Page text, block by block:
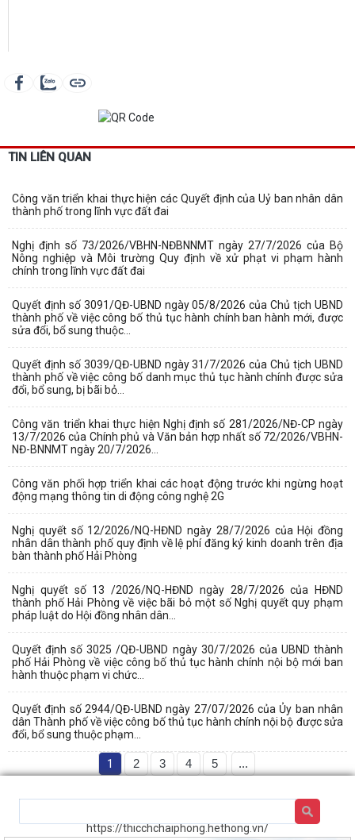
TIN LIÊN QUAN
Công văn triển khai thực hiện các Quyết định của Uỷ ban nhân dân
thành phố trong lĩnh vực đất đai
Nghị định số 73/2026/VBHN-NĐBNNMT ngày 27/7/2026 của Bộ
Nông nghiệp và Môi trường Quy định về xử phạt vi phạm hành
chính trong lĩnh vực đất đai
Quyết định số 3091/QĐ-UBND ngày 05/8/2026 của Chủ tịch UBND
thành phố về việc công bố thủ tục hành chính ban hành mới, được
sửa đổi, bổ sung thuộc...
Quyết định số 3039/QĐ-UBND ngày 31/7/2026 của Chủ tịch UBND
thành phố về việc công bố danh mục thủ tục hành chính được sửa
đổi, bổ sung, bị bãi bỏ...
Công văn triển khai thực hiện Nghị định số 281/2026/NĐ-CP ngày
13/7/2026 của Chính phủ và Văn bản hợp nhất số 72/2026/VBHN-
NĐ-BNNMT ngày 20/7/2026...
Công văn phối hợp triển khai các hoạt động trước khi ngừng hoạt
động mạng thông tin di động công nghệ 2G
Nghị quyết số 12/2026/NQ-HĐND ngày 28/7/2026 của Hội đồng
nhân dân thành phố quy định về lệ phí đăng ký kinh doanh trên địa
bàn thành phố Hải Phòng
Nghị quyết số 13 /2026/NQ-HĐND ngày 28/7/2026 của HĐND
thành phố Hải Phòng về việc bãi bỏ một số Nghị quyết quy phạm
pháp luật do Hội đồng nhân dân...
Quyết định số 3025 /QĐ-UBND ngày 30/7/2026 của UBND thành
phố Hải Phòng về việc công bố thủ tục hành chính nội bộ mới ban
hành thuộc phạm vi chức...
Quyết định số 2944/QĐ-UBND ngày 27/07/2026 của Ủy ban nhân
dân Thành phố về việc công bố thủ tục hành chính nội bộ được sửa
đổi, bổ sung thuộc phạm...
1 2 3 4 5 ...
https://thicchchaiphong.hethong.vn/